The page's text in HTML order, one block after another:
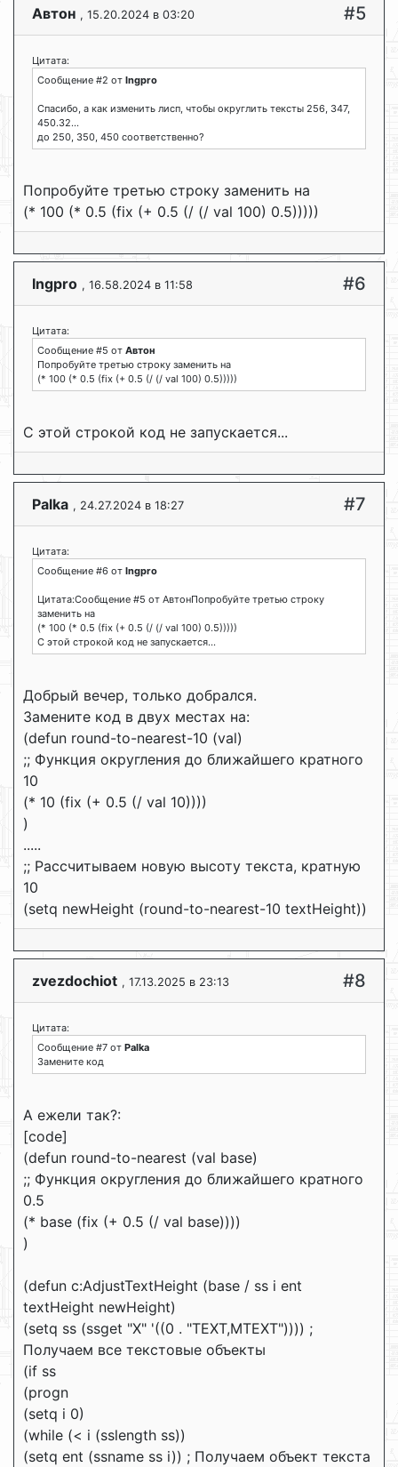
Автон , 15.20.2024 в 03:20 #5
Цитата:
Сообщение #2 от Ingpro
Спасибо, а как изменить лисп, чтобы округлить тексты 256, 347,
450.32...
до 250, 350, 450 соответственно?
Попробуйте третью строку заменить на
(* 100 (* 0.5 (fix (+ 0.5 (/ (/ val 100) 0.5)))))
Ingpro , 16.58.2024 в 11:58 #6
Цитата:
Сообщение #5 от Автон
Попробуйте третью строку заменить на
(* 100 (* 0.5 (fix (+ 0.5 (/ (/ val 100) 0.5)))))
С этой строкой код не запускается...
Palka , 24.27.2024 в 18:27 #7
Цитата:
Сообщение #6 от Ingpro
Цитата:Сообщение #5 от АвтонПопробуйте третью строку
заменить на
(* 100 (* 0.5 (fix (+ 0.5 (/ (/ val 100) 0.5)))))
С этой строкой код не запускается...
Добрый вечер, только добрался.
Замените код в двух местах на:
(defun round-to-nearest-10 (val)
;; Функция округления до ближайшего кратного
10
(* 10 (fix (+ 0.5 (/ val 10))))
)
.....
;; Рассчитываем новую высоту текста, кратную
10
(setq newHeight (round-to-nearest-10 textHeight))
zvezdochiot , 17.13.2025 в 23:13 #8
Цитата:
Сообщение #7 от Palka
Замените код
А ежели так?:
[code]
(defun round-to-nearest (val base)
;; Функция округления до ближайшего кратного
0.5
(* base (fix (+ 0.5 (/ val base))))
)
(defun c:AdjustTextHeight (base / ss i ent
textHeight newHeight)
(setq ss (ssget "X" '((0 . "TEXT,MTEXT")))) ;
Получаем все текстовые объекты
(if ss
(progn
(setq i 0)
(while (< i (sslength ss))
(setq ent (ssname ss i)) ; Получаем объект текста